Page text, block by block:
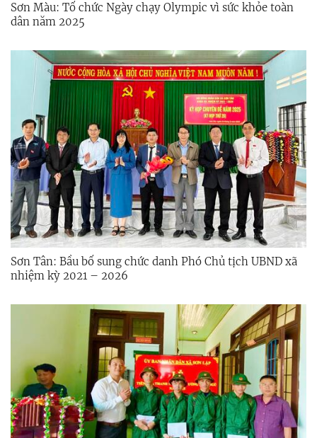
Sơn Màu: Tổ chức Ngày chạy Olympic vì sức khỏe toàn
dân năm 2025
Sơn Tân: Bầu bổ sung chức danh Phó Chủ tịch UBND xã
nhiệm kỳ 2021 – 2026